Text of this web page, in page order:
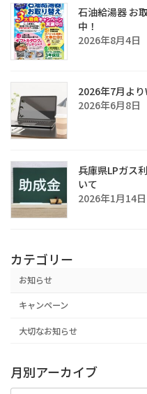
石油給湯器 お
中！
2026年8月4日
2026年7月よ
2026年6月8日
兵庫県LPガス
いて
2026年1月14日
カテゴリー
お知らせ
キャンペーン
大切なお知らせ
月別アーカイブ